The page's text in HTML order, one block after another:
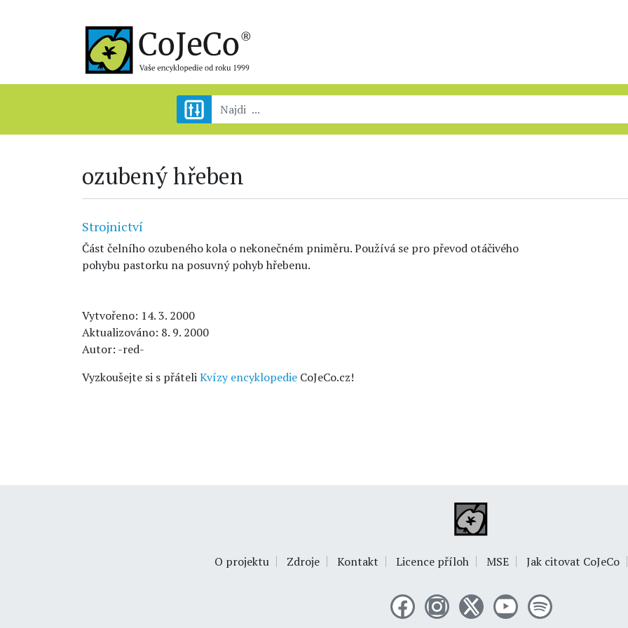
ozubený hřeben
Strojnictví
Část čelního ozubeného kola o nekonečném pniměru. Používá se pro převod otáčivého
pohybu pastorku na posuvný pohyb hřebenu.
Vytvořeno: 14. 3. 2000
Aktualizováno: 8. 9. 2000
Autor: -red-
Vyzkoušejte si s přáteliKvízy encyklopedie CoJeCo.cz!
O projektu Zdroje Kontakt Licence příloh MSE Jak citovat CoJeCo